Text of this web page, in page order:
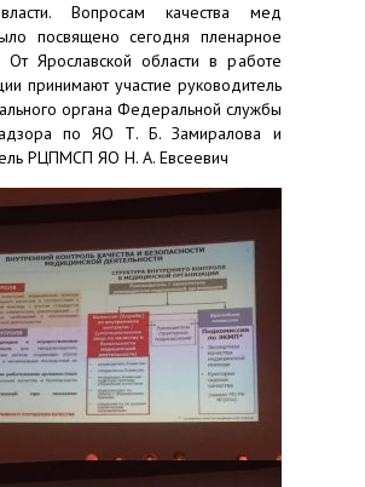
Вопросам качества мед
посвящено сегодня пленарное
От Ярославской области в работе
принимают участие руководитель
органа Федеральной службы
по ЯО Т. Б. Замиралова и
РЦПМСП ЯО Н. А. Евсеевич